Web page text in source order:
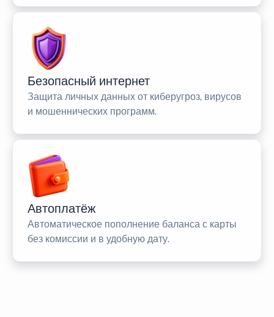
Безопасный интернет
Защита личных данных от киберугроз, вирусов
и мошеннических программ.
Автоплатёж
Автоматическое пополнение баланса с карты
без комиссии и в удобную дату.